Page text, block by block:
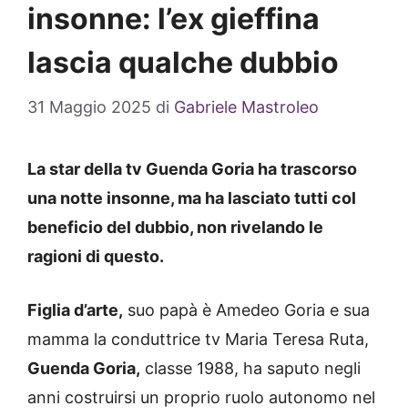
insonne: l’ex gieffina
lascia qualche dubbio
31 Maggio 2025 di Gabriele Mastroleo
La star della tv Guenda Goria ha trascorso
una notte insonne, ma ha lasciato tutti col
beneficio del dubbio, non rivelando le
ragioni di questo.
Figlia d’arte, suo papà è Amedeo Goria e sua
mamma la conduttrice tv Maria Teresa Ruta,
Guenda Goria, classe 1988, ha saputo negli
anni costruirsi un proprio ruolo autonomo nel